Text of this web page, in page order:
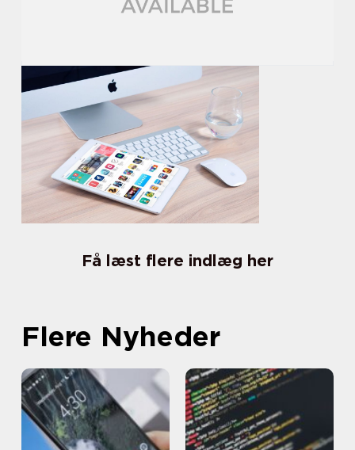
Få læst flere indlæg her
Flere Nyheder